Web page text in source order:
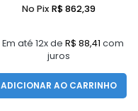
Em até 12x de R$ 88,41 com
juros
No Pix R$862,39
ADICIONAR AO CARRINHO